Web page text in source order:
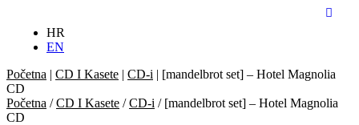
HR
EN
Početna | CD I Kasete | CD-i | [mandelbrot set] ‎– Hotel Magnolia
CD
Početna /CD I Kasete /CD-i / [mandelbrot set] ‎– Hotel Magnolia
CD